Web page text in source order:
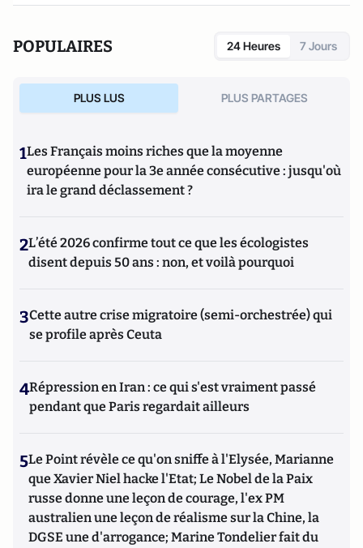
POPULAIRES 24 Heures 7 Jours
PLUS LUS PLUS PARTAGES
1Les Français moins riches que la moyenne
européenne pour la 3e année consécutive : jusqu'où
ira le grand déclassement ?
2L’été 2026 confirme tout ce que les écologistes
disent depuis 50 ans : non, et voilà pourquoi
3Cette autre crise migratoire (semi-orchestrée) qui
se profile après Ceuta
4Répression en Iran : ce qui s'est vraiment passé
pendant que Paris regardait ailleurs
5Le Point révèle ce qu'on sniffe à l'Elysée, Marianne
que Xavier Niel hacke l'Etat; Le Nobel de la Paix
russe donne une leçon de courage, l'ex PM
australien une leçon de réalisme sur la Chine, la
DGSE une d'arrogance; Marine Tondelier fait du